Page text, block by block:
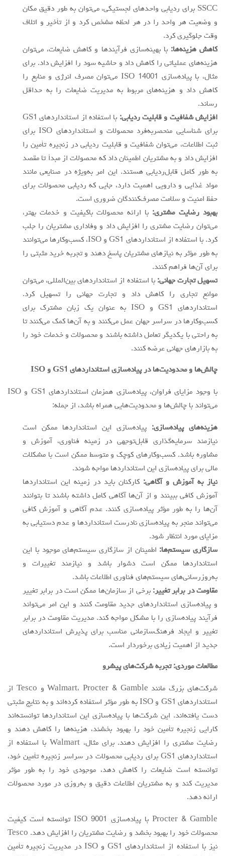
SSCC برای ردیابی واحدهای لجستیکی، می‌توان به طور دقیق مکان
و وضعیت هر واحد را در هر لحظه مشخص کرد و از تأخیر و اتلاف
وقت جلوگیری کرد.
کاهش هزینه‌ها: با بهینه‌سازی فرآیندها و کاهش ضایعات، می‌توان
هزینه‌های عملیاتی را کاهش داد و حاشیه سود را افزایش داد. برای
مثال، با پیاده‌سازی ISO 14001 می‌توان مصرف انرژی و منابع را
کاهش داد و هزینه‌های مربوط به مدیریت ضایعات را به حداقل
رساند.
افزایش شفافیت و قابلیت ردیابی:
با استفاده از استانداردهای GS1
برای شناسایی منحصربه‌فرد محصولات و استانداردهای ISO برای
ثبت اطلاعات، می‌توان شفافیت و قابلیت ردیابی در زنجیره تأمین را
افزایش داد و به مشتریان اطمینان داد که محصولات از مبدأ تا مقصد
به طور کامل قابل‌ردیابی هستند. این امر به‌ویژه در صنایعی مانند
مواد غذایی و دارویی اهمیت دارد، جایی که ردیابی محصولات برای
حفظ امنیت و سلامت مصرف‌کنندگان ضروری است.
بهبود رضایت مشتری: با ارائه محصولات باکیفیت و خدمات بهتر،
می‌توان رضایت مشتری را افزایش داد و وفاداری مشتریان را جلب
کرد. با استفاده از استانداردهای GS1 و ISO، کسب‌وکارها می‌توانند
به طور مؤثر به نیازهای مشتریان پاسخ دهند و تجربه خرید مثبتی را
برای آن‌ها فراهم کنند.
تسهیل تجارت جهانی: با استفاده از استانداردهای بین‌المللی، می‌توان
موانع تجاری را کاهش داد و تجارت جهانی را تسهیل کرد.
استانداردهای GS1 و ISO به عنوان یک زبان مشترک برای
کسب‌وکارها در سراسر جهان عمل می‌کنند و به آن‌ها کمک می‌کنند تا
به راحتی با یکدیگر تعامل داشته باشند و محصولات و خدمات خود را
به بازارهای جهانی عرضه کنند.
چالش‌ها و محدودیت‌ها در پیاده‌سازی استانداردهای GS1 و ISO
با وجود مزایای فراوان، پیاده‌سازی همزمان استانداردهای GS1 و ISO
می‌تواند با چالش‌ها و محدودیت‌هایی همراه باشد، از جمله:
هزینه‌های پیاده‌سازی: پیاده‌سازی این استانداردها ممکن است
نیازمند سرمایه‌گذاری قابل‌توجهی در زمینه فناوری، آموزش و
مشاوره باشد. کسب‌وکارهای کوچک و متوسط ممکن است با مشکلات
مالی برای پیاده‌سازی این استانداردها مواجه شوند.
نیاز به آموزش و آگاهی: کارکنان باید در زمینه این استانداردها
آموزش کافی ببینند و از آن‌ها آگاهی کامل داشته باشند تا بتوانند
آن‌ها را به طور مؤثر پیاده‌سازی کنند. عدم آگاهی و آموزش کافی
می‌تواند منجر به پیاده‌سازی نادرست استانداردها و عدم دستیابی به
مزایای مورد انتظار شود.
سازگاری سیستم‌ها: اطمینان از سازگاری سیستم‌های موجود با این
استانداردها ممکن است دشوار باشد و نیازمند تغییرات و
به‌روزرسانی‌های سیستم‌های فناوری اطلاعات باشد.
مقاومت در برابر تغییر: برخی از سازمان‌ها ممکن است در برابر تغییر
و پیاده‌سازی استانداردهای جدید مقاومت کنند و این امر می‌تواند
فرآیند پیاده‌سازی را با مشکل مواجه کند. مدیریت مقاومت در برابر
تغییر و ایجاد فرهنگ‌سازمانی مناسب برای پذیرش استانداردهای
جدید از اهمیت زیادی برخوردار است.
مطالعات موردی: تجربه شرکت‌های پیشرو
شرکت‌های بزرگ مانند Walmart، Procter & Gamble و Tesco از
استانداردهای GS1 و ISO به طور مؤثر استفاده کرده‌اند و به نتایج مثبتی
دست یافته‌اند. این شرکت‌ها با پیاده‌سازی این استانداردها توانسته‌اند
کارایی زنجیره تأمین خود را بهبود بخشند، هزینه‌ها را کاهش دهند و
رضایت مشتری را افزایش دهند. برای مثال، Walmart با استفاده از
استانداردهای GS1 برای ردیابی محصولات در سراسر زنجیره تأمین خود،
توانسته است ضایعات را کاهش دهد، موجودی خود را به طور مؤثر
مدیریت کند و به مشتریان اطلاعات دقیق و به‌روزی در مورد محصولات
ارائه دهد.
Procter & Gamble با پیاده‌سازی ISO 9001 توانسته است کیفیت
محصولات خود را بهبود بخشد و رضایت مشتریان را افزایش دهد. Tesco
نیز با استفاده از استانداردهای GS1 و ISO در مدیریت زنجیره تأمین